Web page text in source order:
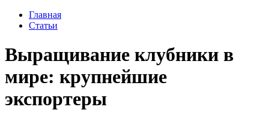
Главная
Статьи
Выращивание клубники в
мире: крупнейшие
экспортеры